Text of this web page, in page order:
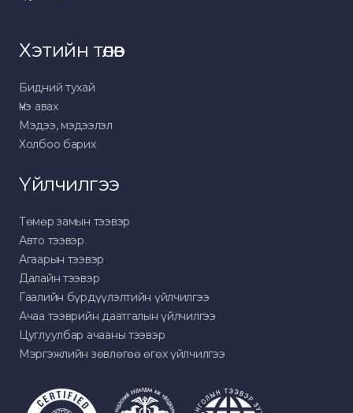
Хэтийн төлөв
Бидний тухай
Үнэ авах
Мэдээ, мэдээлэл
Холбоо барих
Үйлчилгээ
Төмөр замын тээвэр
Авто тээвэр
Агаарын тээвэр
Далайн тээвэр
Гаалийн бүрдүүлэлтийн үйлчилгээ
Ачаа тээврийн даатгалын үйлчилгээ
Цуглуулбар ачааны тээвэр
Мэргэжлийн зөвлөгөө өгөх үйлчилгээ